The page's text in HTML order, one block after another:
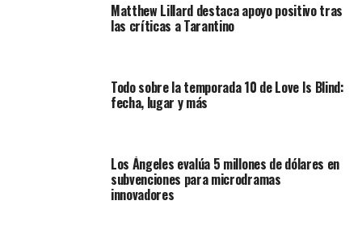
Matthew Lillard destaca apoyo positivo tras
las críticas a Tarantino
Todo sobre la temporada 10 de Love Is Blind:
fecha, lugar y más
Los Ángeles evalúa 5 millones de dólares en
subvenciones para microdramas
innovadores